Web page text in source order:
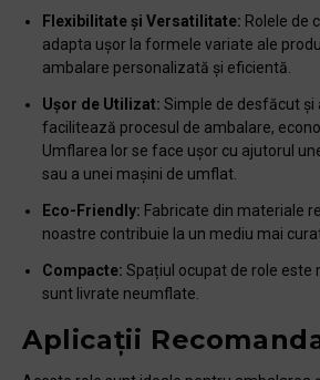
Flexibilitate și Versatilitate: Rolele de
adapta ușor la formele variate ale
ambalare personalizată și eficientă.
Ușor de Utilizat: Simple de desfăcut și
facilitează procesul de ambalare,
Umflarea lor se face ușor cu ajutorul
sau a unei mașini de umflat.
Eco-Friendly: Fabricate din materiale
noastre contribuie la un mediu mai
Compacte: Spațiul ocupat de role este
sunt livrate neumflate.
Aplicații